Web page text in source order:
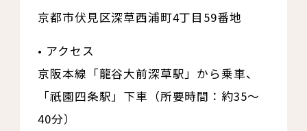
京都市伏見区深草西浦町4丁目59番地
• アクセス
京阪本線「龍谷大前深草駅」から乗車、
「祇園四条駅」下車（所要時間：約35〜
40分）